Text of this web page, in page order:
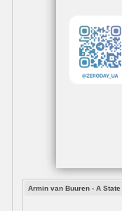
Armin van Buuren - A